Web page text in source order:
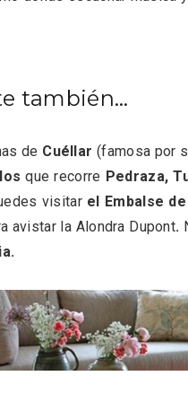
también…
de Cuéllar (famosa por
que recorre Pedraza,
visitarel Embalse
avistar la Alondra Dupont.
Árbol de